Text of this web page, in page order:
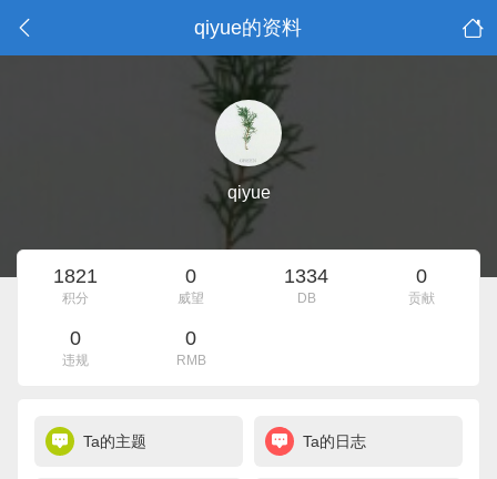
qiyue的资料
qiyue
1821
积分
0
威望
1334
DB
0
贡献
0
违规
0
RMB
Ta的主题 Ta的日志